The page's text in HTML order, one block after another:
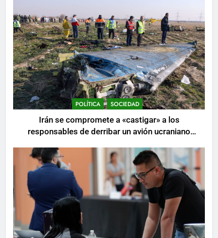
POLÍTICA SOCIEDAD
Irán se compromete a «castigar» a los
responsables de derribar un avión ucraniano